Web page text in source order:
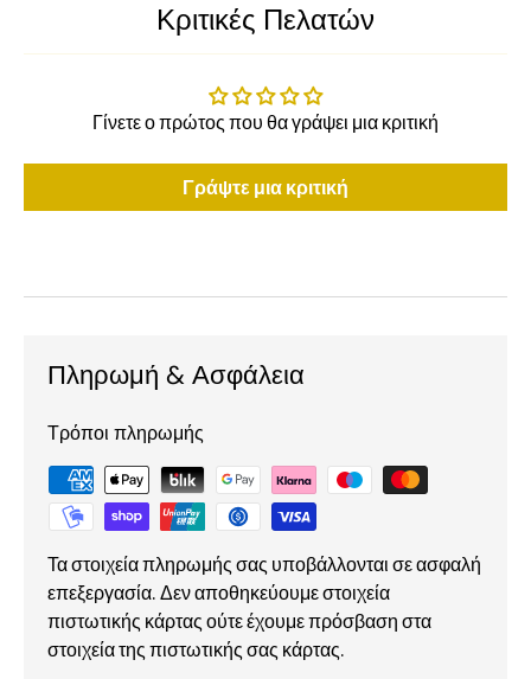
Κριτικές Πελατών
Γίνετε ο πρώτος που θα γράψει μια κριτική
Γράψτε μια κριτική
Πληρωμή & Ασφάλεια
Τρόποι πληρωμής
Τα στοιχεία πληρωμής σας υποβάλλονται σε ασφαλή
επεξεργασία. Δεν αποθηκεύουμε στοιχεία
πιστωτικής κάρτας ούτε έχουμε πρόσβαση στα
στοιχεία της πιστωτικής σας κάρτας.